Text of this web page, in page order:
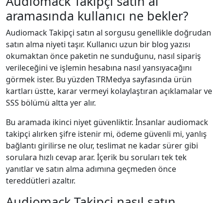
aramasında kullanıcı ne bekler?
Audiomack Takipçi satın al sorgusu genellikle doğrudan
satın alma niyeti taşır. Kullanıcı uzun bir blog yazısı
okumaktan önce paketin ne sunduğunu, nasıl sipariş
verileceğini ve işlemin hesabına nasıl yansıyacağını
görmek ister. Bu yüzden TRMedya sayfasında ürün
kartları üstte, karar vermeyi kolaylaştıran açıklamalar ve
SSS bölümü altta yer alır.
Bu aramada ikinci niyet güvenliktir. İnsanlar audiomack
takipçi alırken şifre istenir mi, ödeme güvenli mi, yanlış
bağlantı girilirse ne olur, teslimat ne kadar sürer gibi
sorulara hızlı cevap arar. İçerik bu soruları tek tek
yanıtlar ve satın alma adımına geçmeden önce
tereddütleri azaltır.